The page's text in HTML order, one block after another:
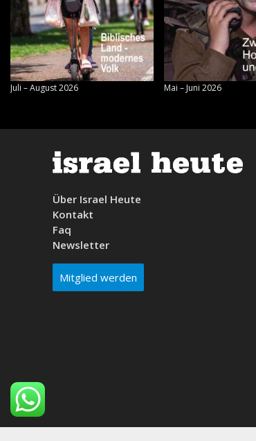
Juli – August 2026 Mai – Juni 2026
Über Israel Heute
Kontakt
Faq
Newsletter
Mitglied werden